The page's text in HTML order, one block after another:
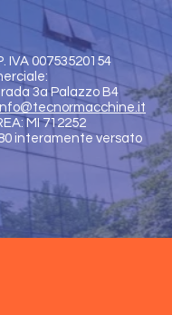
IVA 00753520154
3a Palazzo B4
MI 712252
interamente versato